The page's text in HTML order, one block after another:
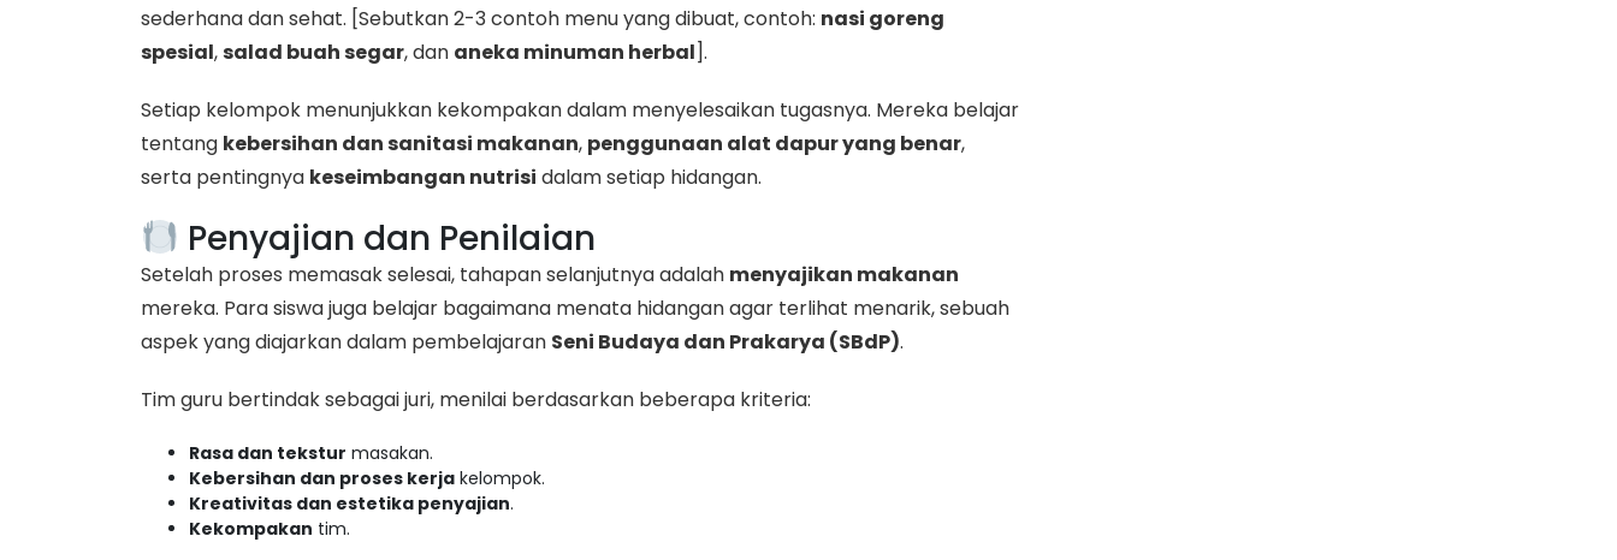
sederhana dan sehat. [Sebutkan 2-3 contoh menu yang dibuat, contoh: nasi goreng
spesial,salad buah segar, dan aneka minuman herbal].
​Setiap kelompok menunjukkan kekompakan dalam menyelesaikan tugasnya. Mereka belajar
tentang kebersihan dan sanitasi makanan, penggunaan alat dapur yang benar,
serta pentingnya keseimbangan nutrisi dalam setiap hidangan.
Penyajian dan Penilaian
​Setelah proses memasak selesai, tahapan selanjutnya adalah menyajikan makanan
mereka. Para siswa juga belajar bagaimana menata hidangan agar terlihat menarik, sebuah
aspek yang diajarkan dalam pembelajaran Seni Budaya dan Prakarya (SBdP).
​Tim guru bertindak sebagai juri, menilai berdasarkan beberapa kriteria:
Rasa dan tekstur masakan.
Kebersihan dan proses kerja kelompok.
Kreativitas dan estetika penyajian.
Kekompakan tim.